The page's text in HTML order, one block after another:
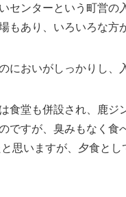
センターという町営の
もあり、いろいろな方
においがしっかりし、
食堂も併設され、鹿ジ
ですが、臭みもなく食
思いますが、夕食とし